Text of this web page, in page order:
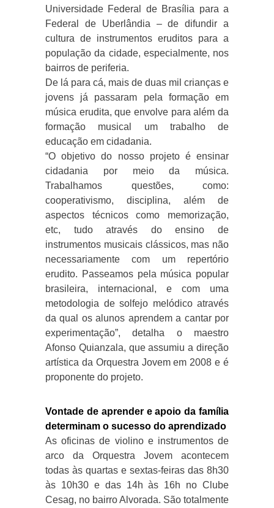
Universidade Federal de Brasília para a
Federal de Uberlândia – de difundir a
cultura de instrumentos eruditos para a
população da cidade, especialmente, nos
bairros de periferia.
De lá para cá, mais de duas mil crianças e
jovens já passaram pela formação em
música erudita, que envolve para além da
formação musical um trabalho de
educação em cidadania.
“O objetivo do nosso projeto é ensinar
cidadania por meio da música.
Trabalhamos questões, como:
cooperativismo, disciplina, além de
aspectos técnicos como memorização,
etc, tudo através do ensino de
instrumentos musicais clássicos, mas não
necessariamente com um repertório
erudito. Passeamos pela música popular
brasileira, internacional, e com uma
metodologia de solfejo melódico através
da qual os alunos aprendem a cantar por
experimentação”, detalha o maestro
Afonso Quianzala, que assumiu a direção
artística da Orquestra Jovem em 2008 e é
proponente do projeto.
Vontade de aprender e apoio da família
determinam o sucesso do aprendizado
As oficinas de violino e instrumentos de
arco da Orquestra Jovem acontecem
todas às quartas e sextas-feiras das 8h30
às 10h30 e das 14h às 16h no Clube
Cesag, no bairro Alvorada. São totalmente